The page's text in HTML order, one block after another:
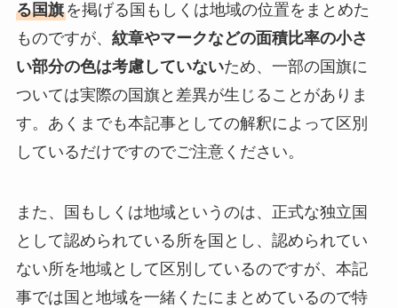
る国旗を掲げる国もしくは地域の位置をまとめた
ものですが、 紋章やマークなどの面積比率の小さ
い部分の色は考慮していないため、一部の国旗に
ついては実際の国旗と差異が生じることがありま
す。あくまでも本記事としての解釈によって区別
しているだけですのでご注意ください。
また、国もしくは地域というのは、正式な独立国
として認められている所を国とし、認められてい
ない所を地域として区別しているのですが、本記
事では国と地域を一緒くたにまとめているので特